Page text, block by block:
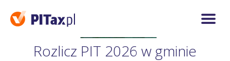
Rozlicz PIT 2026 w gminie